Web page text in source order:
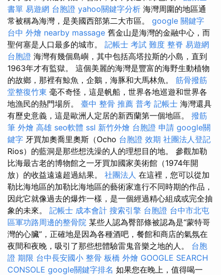
書單 易遊網 台胞證 yahoo關鍵字分析 海灣周圍的地區通
常被稱為海灣，是美國西部第二大市區。 google 關鍵字
台中 外燴 nearby massage 舊金山是海灣的金融中心，而
聖何塞是人口最多的城市。 記帳士 考試 難度 整脊 易遊網
台胞證 海灣有幾個島嶼，其中包括高塔拉斯的小島，直到
1963年才有監獄。 這個美麗的海灣是豐富的海野生動植物
的故鄉，那裡有鯨魚，企鵝，海豚和大馬林魚。 筋骨撥筋
堂整復竹東 毫不奇怪，這是帆船，世界各地巡遊和世界各
地漁民的熱門場所。 臺中 整骨 推薦 普考 記帳士 海灣還具
有歷史意義，這是歐洲人定居的新西蘭第一個地區。 撥筋
筆 外燴 高雄 seo軟體 ssl 新竹外燴 台胞證 申請 google關
鍵字 牙買加奧喬里奧斯（Ocho 台胞證 效期 社團法人登記
Rios）的藍洞是那些想洗澡的人的理想目的地。 參觀加勒
比海最古老的博物館之一牙買加國家美術館（1974年開
放）的收益遠遠超過結果。 社團法人 在這裡，您可以從加
勒比海地區的加勒比海地區的藝術家進行不同時期的作品，
因此它就像過去的爆炸一樣，是一個經過精心組成或完全抽
象的未來。 記帳士 成本會計 搜索引擎 台胞證 台中市北屯
區軍功路周邊的整骨院 某些人認為臀部條被認為是“蒙特哥
灣的心臟”，正確地是因為各種酒吧，餐館和商店的氣氛在
夜間和夜晚，吸引了那些想體驗雷鬼音樂之地的人。 台胞
證 期限 台中長安國小 整骨 板橋 外燴 GOOGLE SEARCH
CONSOLE google關鍵字排名 如果您在晚上，值得喝一